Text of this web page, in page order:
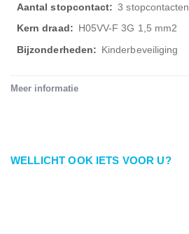
3 stopcontacten
H05VV-F 3G 1,5 mm2
Kinderbeveiliging
Meer informatie
WELLICHT OOK IETS VOOR U?